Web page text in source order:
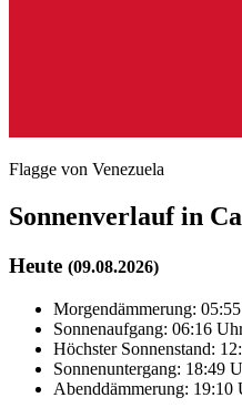
Flagge von Venezuela
Sonnenverlauf in
Heute (09.08.2026)
Morgendämmerung:
Sonnenaufgang: 06:16
Höchster Sonnenstand:
Sonnenuntergang: 18:49
Abenddämmerung: 19:10